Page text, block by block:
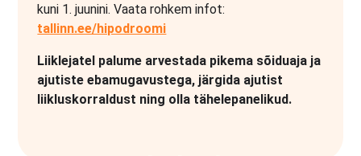
kuni 1. juunini. Vaata rohkem infot:
tallinn.ee/hipodroomi
Liiklejatel palume arvestada pikema sõiduaja ja
ajutiste ebamugavustega, järgida ajutist
liikluskorraldust ning olla tähelepanelikud.